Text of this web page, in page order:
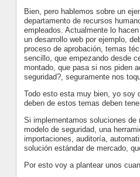
Bien, pero hablemos sobre un
departamento de recursos
empleados. Actualmente lo
un desarrollo web por ejemplo,
proceso de aprobación, temas
sencillo, que empezando desde
montado, que pasa si nos piden
seguridad?, seguramente nos
Todo esto esta muy bien, yo soy
deben de estos temas deben
Si implementamos soluciones
modelo de seguridad, una
importaciones, auditoría,
solución estándar de mercado,
Por esto voy a plantear unos